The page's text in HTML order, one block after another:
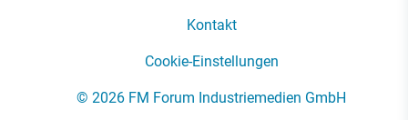
Kontakt
Cookie-Einstellungen
© 2026 FM Forum Industriemedien GmbH